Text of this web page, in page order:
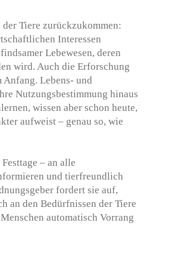
Tiere zurückzukommen:
Interessen
Lebewesen, deren
wird. Auch die Erforschung
Anfang. Lebens- und
Nutzungsbestimmung hinaus
wissen aber schon heute,
aufweist – genau so, wie
– an alle
und tierfreundlich
fordert sie auf,
an den Bedürfnissen der Tiere
automatisch Vorrang